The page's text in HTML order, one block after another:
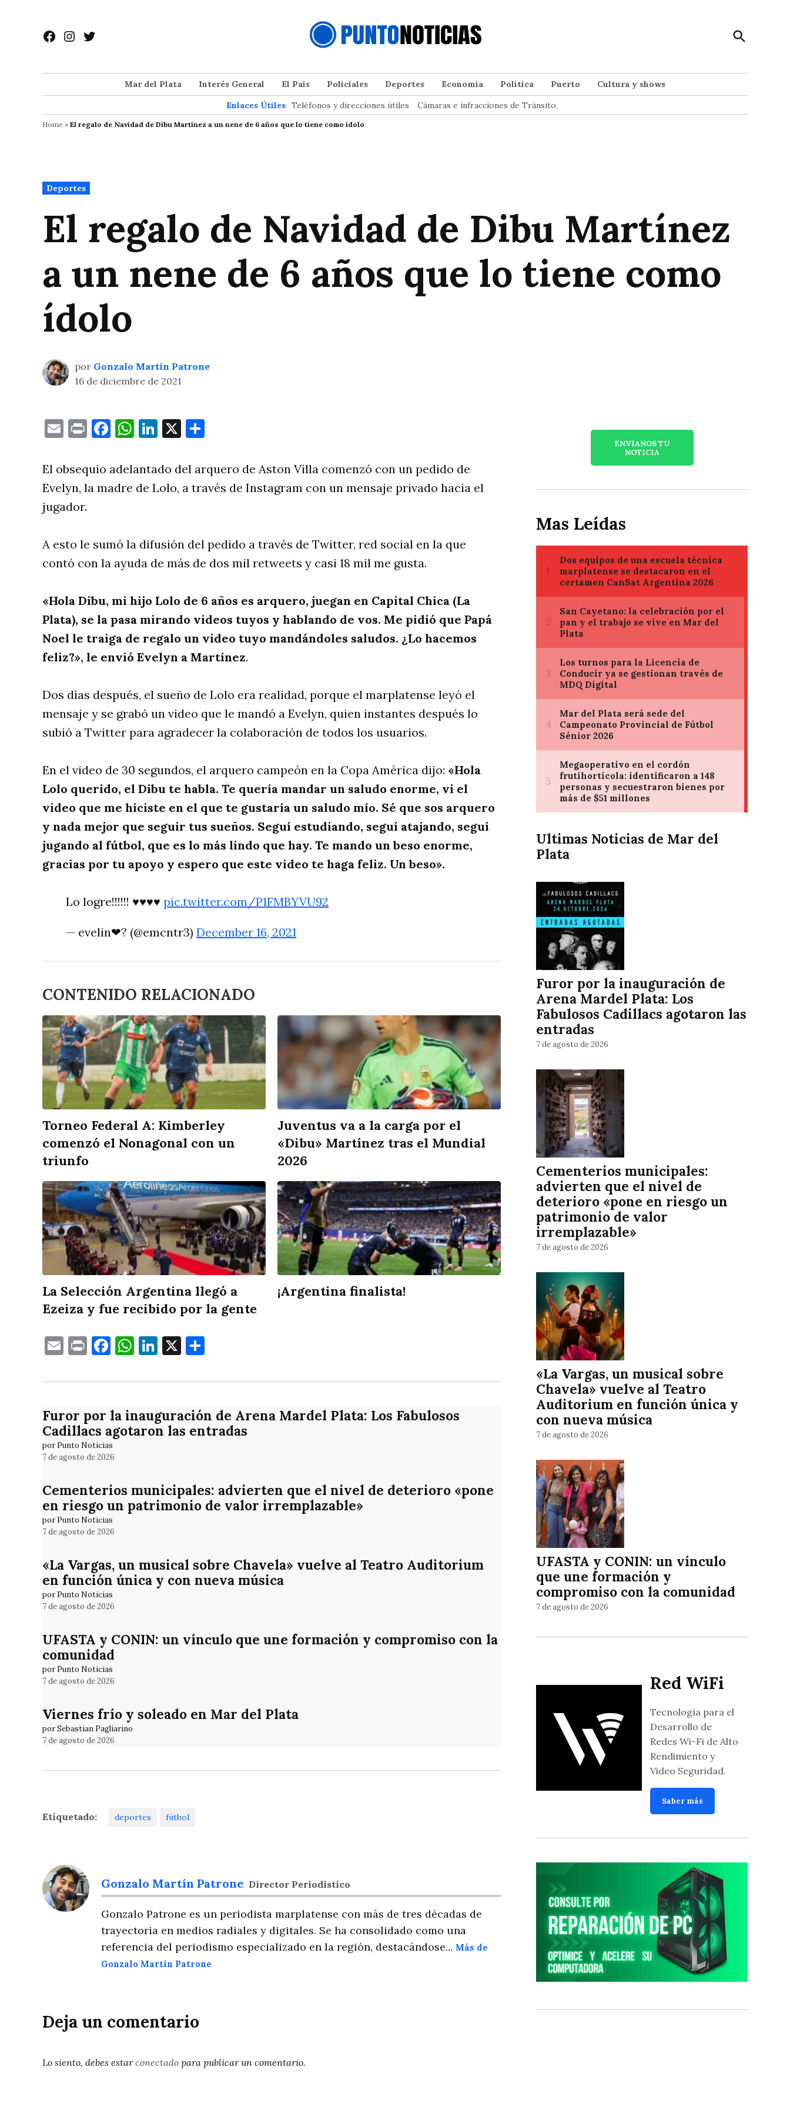
contenido
Facebook
Instagram
Twitter
Open
Search
Mar del Plata Interés General El País Policiales Deportes Economía Política Puerto
Cultura y shows
Enlaces Útiles Teléfonos y direcciones útiles Cámaras e infracciones de Tránsito.
Home » El regalo de Navidad de Dibu Martínez a un nene de 6 años que lo tiene como ídolo
Publicado
en
Deportes
El regalo de Navidad de Dibu Martínez
a un nene de 6 años que lo tiene como
ídolo
por Gonzalo Martín Patrone
16 de diciembre de 2021
EmailPrintFacebook
WhatsApp
LinkedIn
X
El obsequio adelantado del arquero de Aston Villa comenzó con un pedido de
Evelyn, la madre de Lolo, a través de Instagram con un mensaje privado hacia el
jugador.
A esto le sumó la difusión del pedido a través de Twitter, red social en la que
contó con la ayuda de más de dos mil retweets y casi 18 mil me gusta.
«Hola Dibu, mi hijo Lolo de 6 años es arquero, juegan en Capital Chica (La
Plata), se la pasa mirando videos tuyos y hablando de vos. Me pidió que Papá
Noel le traiga de regalo un video tuyo mandándoles saludos. ¿Lo hacemos
feliz?», le envió Evelyn a Martínez.
Dos días después, el sueño de Lolo era realidad, porque el marplatense leyó el
mensaje y se grabó un video que le mandó a Evelyn, quien instantes después lo
subió a Twitter para agradecer la colaboración de todos los usuarios.
En el video de 30 segundos, el arquero campeón en la Copa América dijo: «Hola
Lolo querido, el Dibu te habla. Te quería mandar un saludo enorme, vi el
video que me hiciste en el que te gustaría un saludo mío. Sé que sos arquero
y nada mejor que seguir tus sueños. Seguí estudiando, seguí atajando, seguí
jugando al fútbol, que es lo más lindo que hay. Te mando un beso enorme,
gracias por tu apoyo y espero que este video te haga feliz. Un beso».
Lo logre!!!!!! ♥️♥️♥️♥️ pic.twitter.com/P1FMBYVU92
— ️evelin❤‍? (@emcntr3) December 16, 2021
CONTENIDO RELACIONADO
Torneo Federal A: Kimberley
comenzó el Nonagonal con un
triunfo
Juventus va a la carga por el
«Dibu» Martínez tras el Mundial
2026
La Selección Argentina llegó a
Ezeiza y fue recibido por la gente
¡Argentina finalista!
EmailPrintFacebook
WhatsApp
LinkedIn
X
Furor por la inauguración de Arena Mardel Plata: Los Fabulosos
Cadillacs agotaron las entradas
por Punto Noticias
7 de agosto de 2026
Cementerios municipales: advierten que el nivel de deterioro «pone
en riesgo un patrimonio de valor irremplazable»
por Punto Noticias
7 de agosto de 2026
«La Vargas, un musical sobre Chavela» vuelve al Teatro Auditorium
en función única y con nueva música
por Punto Noticias
7 de agosto de 2026
UFASTA y CONIN: un vínculo que une formación y compromiso con la
comunidad
por Punto Noticias
7 de agosto de 2026
Viernes frío y soleado en Mar del Plata
por Sebastian Pagliarino
7 de agosto de 2026
Etiquetado: deportes fútbol
Gonzalo Martín Patrone Director Periodistico
Gonzalo Patrone es un periodista marplatense con más de tres décadas de
trayectoria en medios radiales y digitales. Se ha consolidado como una
referencia del periodismo especializado en la región, destacándose... Más de
Gonzalo Martín Patrone
Deja un comentario
Lo siento, debes estarconectado para publicar un comentario.
ENVIANOS TU
NOTICIA
Mas Leídas
Ultimas Noticias de Mar del
Plata
Furor por la inauguración de
Arena Mardel Plata: Los
Fabulosos Cadillacs agotaron las
entradas
7 de agosto de 2026
Cementerios municipales:
advierten que el nivel de
deterioro «pone en riesgo un
patrimonio de valor
irremplazable»
7 de agosto de 2026
«La Vargas, un musical sobre
Chavela» vuelve al Teatro
Auditorium en función única y
con nueva música
7 de agosto de 2026
UFASTA y CONIN: un vínculo
que une formación y
compromiso con la comunidad
7 de agosto de 2026
Red WiFi
Tecnología para el
Desarrollo de
Redes Wi-Fi de Alto
Rendimiento y
Video Seguridad.
Saber más